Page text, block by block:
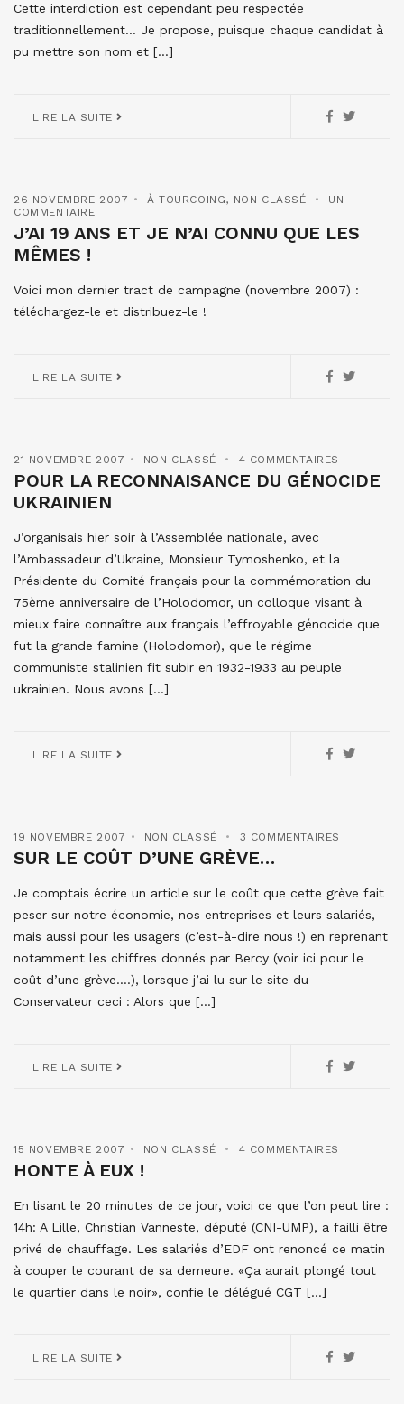
Cette interdiction est cependant peu respectée
traditionnellement… Je propose, puisque chaque candidat à
pu mettre son nom et […]
LIRE LA SUITE
26 NOVEMBRE 2007 À TOURCOING, NON CLASSÉ
UN
COMMENTAIRE
J’AI 19 ANS ET JE N’AI CONNU QUE LES
MÊMES !
Voici mon dernier tract de campagne (novembre 2007) :
téléchargez-le et distribuez-le !
LIRE LA SUITE
21 NOVEMBRE 2007 NON CLASSÉ 4 COMMENTAIRES
POUR LA RECONNAISANCE DU GÉNOCIDE
UKRAINIEN
J’organisais hier soir à l’Assemblée nationale, avec
l’Ambassadeur d’Ukraine, Monsieur Tymoshenko, et la
Présidente du Comité français pour la commémoration du
75ème anniversaire de l’Holodomor, un colloque visant à
mieux faire connaître aux français l’effroyable génocide que
fut la grande famine (Holodomor), que le régime
communiste stalinien fit subir en 1932-1933 au peuple
ukrainien. Nous avons […]
LIRE LA SUITE
19 NOVEMBRE 2007 NON CLASSÉ 3 COMMENTAIRES
SUR LE COÛT D’UNE GRÈVE…
Je comptais écrire un article sur le coût que cette grève fait
peser sur notre économie, nos entreprises et leurs salariés,
mais aussi pour les usagers (c’est-à-dire nous !) en reprenant
notamment les chiffres donnés par Bercy (voir ici pour le
coût d’une grève….), lorsque j’ai lu sur le site du
Conservateur ceci : Alors que […]
LIRE LA SUITE
15 NOVEMBRE 2007 NON CLASSÉ 4 COMMENTAIRES
HONTE À EUX !
En lisant le 20 minutes de ce jour, voici ce que l’on peut lire :
14h: A Lille, Christian Vanneste, député (CNI-UMP), a failli être
privé de chauffage. Les salariés d’EDF ont renoncé ce matin
à couper le courant de sa demeure. «Ça aurait plongé tout
le quartier dans le noir», confie le délégué CGT […]
LIRE LA SUITE